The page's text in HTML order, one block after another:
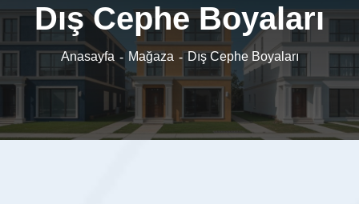
Dış Cephe Boyaları
Anasayfa Mağaza Dış Cephe Boyaları